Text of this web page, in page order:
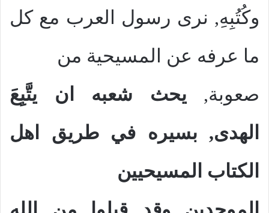
وكُتُبِهِ, نرى رسول العرب مع كل
ما عرفه عن المسيحية من
صعوبة, يحث شعبه ان يتَّبِعَ
الهدى, بسيره في طريق اهل
الكتاب المسيحيين